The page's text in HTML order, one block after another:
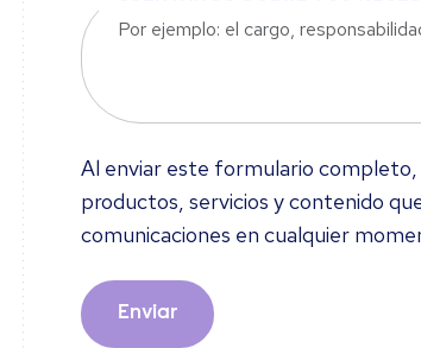
Al enviar este formulario
productos, servicios y contenido
comunicaciones en cualquier
Enviar